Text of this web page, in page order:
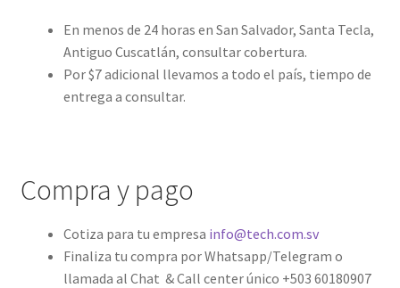
En menos de 24 horas en San Salvador, Santa Tecla,
Antiguo Cuscatlán, consultar cobertura.
Por $7 adicional llevamos a todo el país, tiempo de
entrega a consultar.
Compra y pago
Cotiza para tu empresa info@tech.com.sv
Finaliza tu compra por Whatsapp/Telegram o
llamada al Chat & Call center único +503 60180907